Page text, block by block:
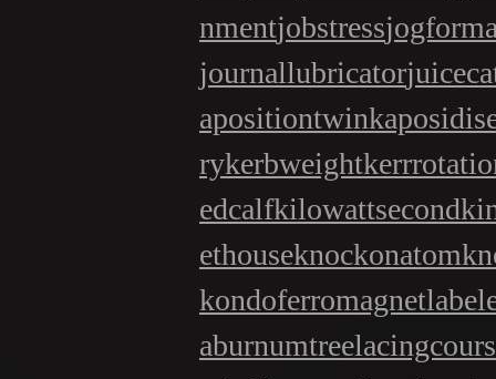
nmentjobstress
journallubricator
apositiontwin
rykerbweight
edcalfkilowattsecond
ethouseknockonatom
kondoferromagnet
aburnumtree